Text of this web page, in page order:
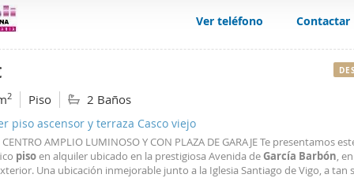
se usan para personalizar el contenido y los anuncios,
el tráfico. Además, compartimos información sobre el uso
de redes sociales, publicidad y análisis web, quienes
que les haya proporcionado o que hayan recopilado a
Ver teléfono Contactar
2 Piso 2 Baños
piso ascensor y terraza Casco viejo
CENTRO AMPLIO LUMINOSO Y CON PLAZA DE GARAJE Te presentamos
pisoen alquiler ubicado en la prestigiosa Avenida deGarcía Barbón,
Una ubicación inmejorable junto a la Iglesia Santiago de Vigo, a tan